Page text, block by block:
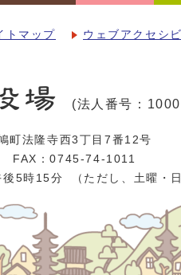
トマップ ウェブアクセシ
(法人番号：
町法隆寺西3丁目7番12号
FAX：0745-74-1011
後5時15分
（ただし、土曜・